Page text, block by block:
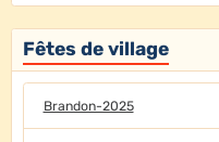
Fêtes de village
Brandon-2025